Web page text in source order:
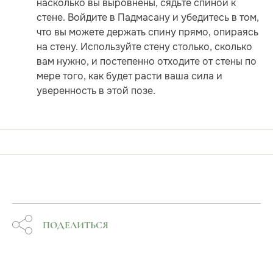
насколько вы выровнены, сядьте спиной к
стене. Войдите в Падмасану и убедитесь в том,
что вы можете держать спину прямо, опираясь
на стену. Используйте стену столько, сколько
вам нужно, и постепенно отходите от стены по
мере того, как будет расти ваша сила и
уверенность в этой позе.
ПОДЕЛИТЬСЯ